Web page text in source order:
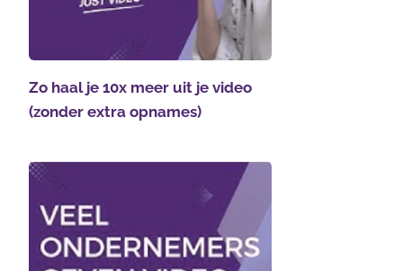
Zo haal je 10x meer uit je video
(zonder extra opnames)